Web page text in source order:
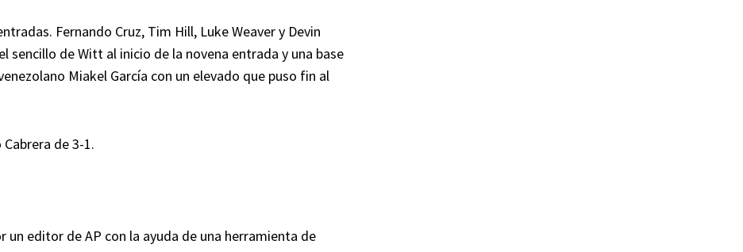
Fernando Cruz, Tim Hill, Luke Weaver y Devin
sencillo de Witt al inicio de la novena entrada y una base
Miakel García con un elevado que puso fin al
de 3-1.
editor de AP con la ayuda de una herramienta de